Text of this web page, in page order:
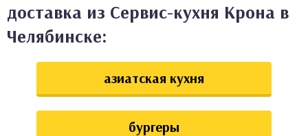
доставка из Сервис-кухня Крона в
Челябинске:
азиатская кухня
бургеры